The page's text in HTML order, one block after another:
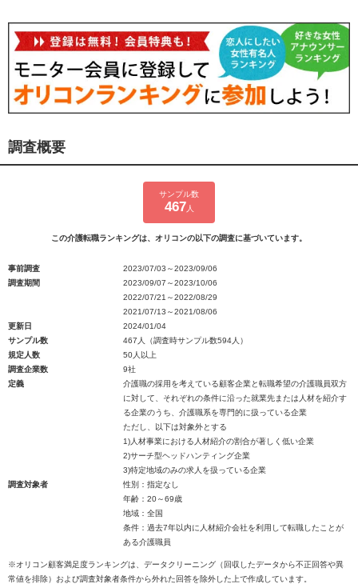
調査概要
サンプル数
467 人
この介護転職ランキングは、オリコンの以下の調査に基づいています。
事前調査
2023/07/03～2023/09/06
調査期間
2023/09/07～2023/10/06
2022/07/21～2022/08/29
2021/07/13～2021/08/06
更新日
2024/01/04
サンプル数
467人（調査時サンプル数594人）
規定人数
50人以上
調査企業数
9社
定義
介護職の採用を考えている顧客企業と転職希望の介護職員双方
に対して、それぞれの条件に沿った就業先または人材を紹介す
る企業のうち、介護職系を専門的に扱っている企業
ただし、以下は対象外とする
1)人材事業における人材紹介の割合が著しく低い企業
2)サーチ型ヘッドハンティング企業
3)特定地域のみの求人を扱っている企業
調査対象者
性別：指定なし
年齢：20～69歳
地域：全国
条件：過去7年以内に人材紹介会社を利用して転職したことが
ある介護職員
※オリコン顧客満足度ランキングは、データクリーニング（回収したデータから不正回答や異
常値を排除）および調査対象者条件から外れた回答を除外した上で作成しています。